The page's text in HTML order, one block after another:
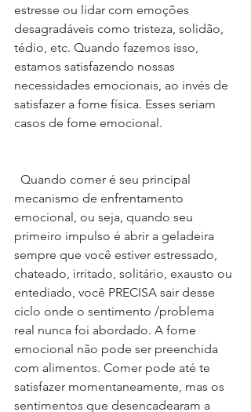
estresse ou lidar com emoções
desagradáveis como tristeza, solidão,
tédio, etc. Quando fazemos isso,
estamos satisfazendo nossas
necessidades emocionais, ao invés de
satisfazer a fome física. Esses seriam
casos de fome emocional.
mecanismo de enfrentamento
emocional, ou seja, quando seu
primeiro impulso é abrir a geladeira
sempre que você estiver estressado,
chateado, irritado, solitário, exausto ou
entediado, você PRECISA sair desse
ciclo onde o sentimento /problema
real nunca foi abordado. A fome
emocional não pode ser preenchida
com alimentos. Comer pode até te
satisfazer momentaneamente, mas os
sentimentos que desencadearam a